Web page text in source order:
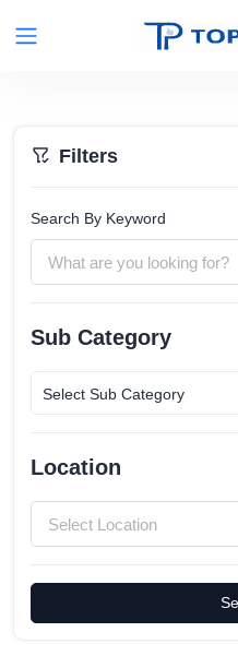
Filters
Search By Keyword
Sub Category
Select Sub Category
Location